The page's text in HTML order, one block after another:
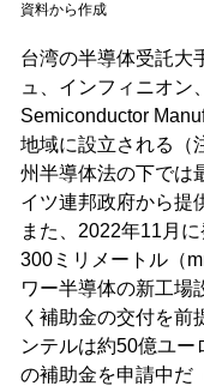
資料から作成
台湾の半導体受託大
ュ、インフィニオン
Semiconductor
地域に設立される（
州半導体法の下では
イツ連邦政府から提
また、2022年11月
300ミリメートル（
ワー半導体の新工場
く補助金の交付を前
ンテルは約50億ユー
の補助金を申請中だ